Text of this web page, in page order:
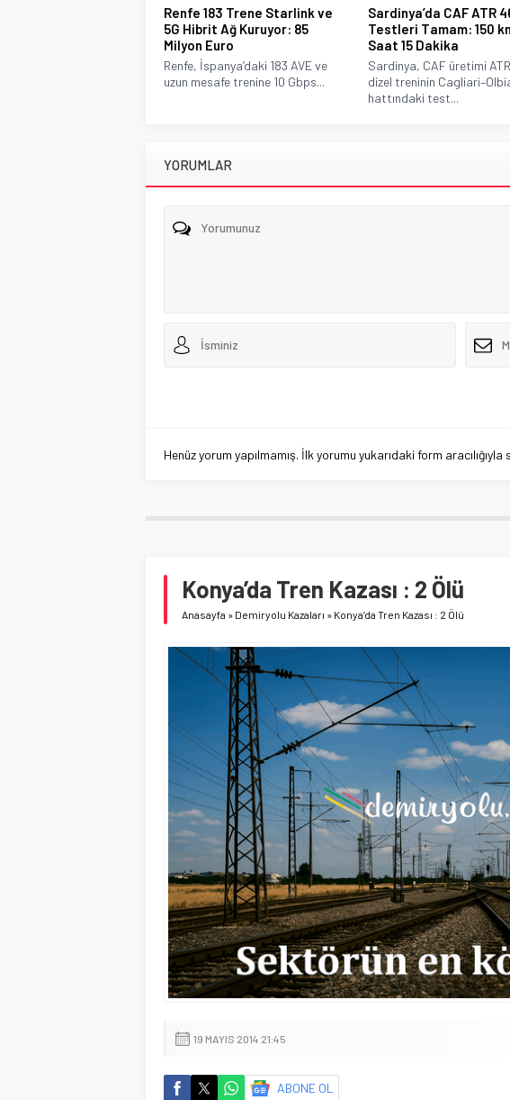
Renfe 183 Trene Starlink ve
5G Hibrit Ağ Kuruyor: 85
Milyon Euro
Renfe, İspanya’daki 183 AVE ve
uzun mesafe trenine 10 Gbps...
Sardinya’da CAF ATR
Testleri Tamam: 150
Saat 15 Dakika
Sardinya, CAF üretimi
dizel treninin
hattındaki test...
YORUMLAR
Henüz yorum yapılmamış. İlk yorumu yukarıdaki form
Konya’da Tren Kazası : 2 Ölü
Anasayfa » Demiryolu Kazaları » Konya’da Tren Kazası : 2 Ölü
19 MAYIS 2014 21:45
ABONE OL